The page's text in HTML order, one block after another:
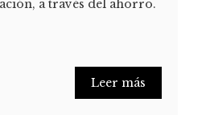
a través del ahorro.
Leer más